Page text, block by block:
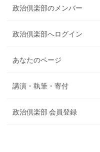
政治倶楽部のメンバー
政治倶楽部へログイン
あなたのページ
講演・執筆・寄付
政治倶楽部 会員登録